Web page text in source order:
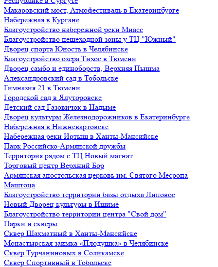
Макаровский мост, Атмофестиваль в Екатеринбурге
Набережная в Кургане
Благоустройство набережной реки Миасс
Благоустройство пешеходной зоны у ТЦ "Южный"
Дворец спорта Юность в Челябинске
Благоустройство озера Тихое в Тюмени
Дворец самбо и единоборств, Верхняя Пышма
Александровский сад в Тобольске
Гимназия 21 в Тюмени
Городской сад в Ялуторовске
Детский сад Газовичок в Надыме
Дворец культуры Железнодорожников в Екатеринбурге
Набережная в Нижневартовске
Набережная реки Иртыш в Ханты-Мансийске
Парк Российско-Армянской дружбы
Территория рядом с ТЦ Новый магнат
Торговый центр Верхний Бор
Армянская апостольская церковь им. Святого Месропа
Маштоца
Благоустройство территории базы отдыха Липовое
Нoвый Двoрeц культуры в Ишимe
Благоустройство территории центра "Свой дом"
Парки и скверы
Сквер Шахматный в Ханты-Мансийске
Монастырская заимка «Плодушка» в Челябинске
Сквер Турчаниновых в Соликамске
Сквер Спортивный в Тобольске